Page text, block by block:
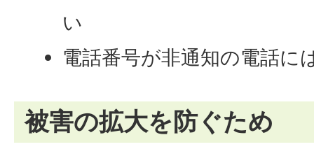
い
電話番号が非通知の電話に
被害の拡大を防ぐため